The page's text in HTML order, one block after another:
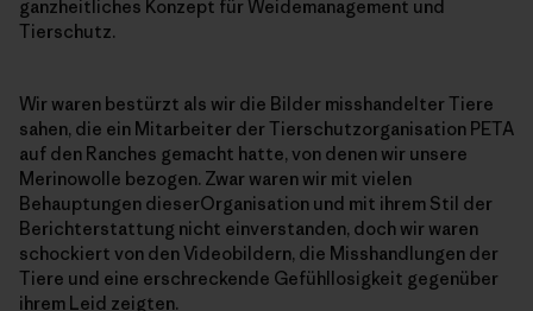
ganzheitliches Konzept für Weidemanagement und
Tierschutz.
Wir waren bestürzt als wir die Bilder misshandelter Tiere
sahen, die ein Mitarbeiter der Tierschutzorganisation PETA
auf den Ranches gemacht hatte, von denen wir unsere
Merinowolle bezogen. Zwar waren wir mit vielen
Behauptungen dieserOrganisation und mit ihrem Stil der
Berichterstattung nicht einverstanden, doch wir waren
schockiert von den Videobildern, die Misshandlungen der
Tiere und eine erschreckende Gefühllosigkeit gegenüber
ihrem Leid zeigten.